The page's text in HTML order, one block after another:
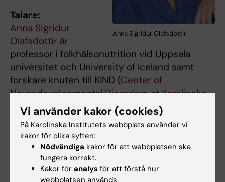
Anna Sigridur Olafsdottir
Talare:
Anna Sigridur
Olafsdottir är
professor i folkhälsonutrition vid Uppsala
universitet och University of Iceland samt
forskare knuten till KIND (Center of
Neurodevelopmental Disorders at Karolinska
Institutet). Hennes forskning fokuserar på
barns matvanor och näringsintag samt hur
psykologiska och sensoriska faktorer påverkar
ätbeteenden, särskilt hos barn med
utvecklingsrelaterade funktionsnedsättningar.
Vi använder kakor (cookies)
På Karolinska Institutets webbplats använder vi
kakor för olika syften:
Nödvändiga kakor för att webbplatsen ska
fungera korrekt.
Kakor för analys för att förstå hur
webbplatsen används.